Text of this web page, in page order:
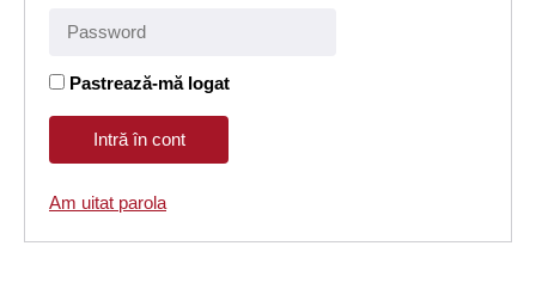
Pastrează-mă logat
Am uitat parola